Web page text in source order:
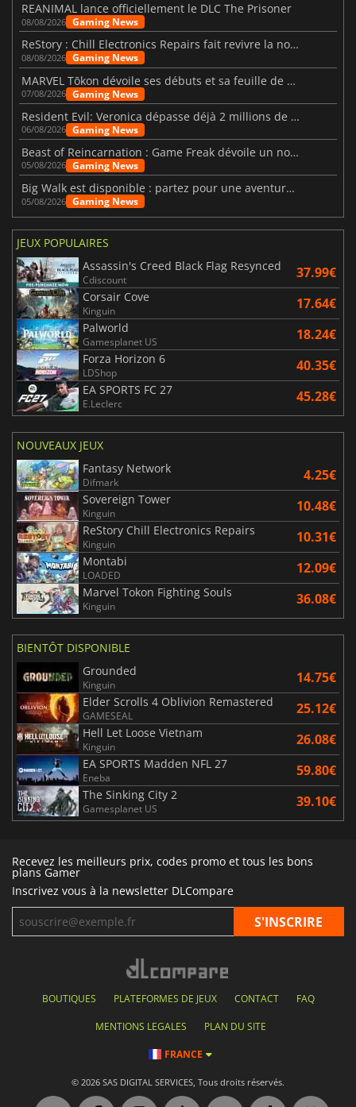
REANIMAL lance officiellement le DLC The Prisoner
08/08/2026 Gaming News
ReStory : Chill Electronics Repairs fait revivre la nostalgie des années 2000
08/08/2026 Gaming News
MARVEL Tōkon dévoile ses débuts et sa feuille de route
07/08/2026 Gaming News
Resident Evil: Veronica dépasse déjà 2 millions de wishlists
06/08/2026 Gaming News
Beast of Reincarnation : Game Freak dévoile un nouveau pari
05/08/2026 Gaming News
Big Walk est disponible : partez pour une aventure entre amis
05/08/2026 Gaming News
JEUX POPULAIRES
Assassin's Creed Black Flag Resynced
Cdiscount 37.99€
Corsair Cove
Kinguin 17.64€
Palworld
Gamesplanet US 18.24€
Forza Horizon 6
LDShop 40.35€
EA SPORTS FC 27
E.Leclerc 45.28€
NOUVEAUX JEUX
Fantasy Network
Difmark 4.25€
Sovereign Tower
Kinguin 10.48€
ReStory Chill Electronics Repairs
Kinguin 10.31€
Montabi
LOADED 12.09€
Marvel Tokon Fighting Souls
Kinguin 36.08€
BIENTÔT DISPONIBLE
Grounded
Kinguin 14.75€
Elder Scrolls 4 Oblivion Remastered
GAMESEAL 25.12€
Hell Let Loose Vietnam
Kinguin 26.08€
EA SPORTS Madden NFL 27
Eneba 59.80€
The Sinking City 2
Gamesplanet US 39.10€
Recevez les meilleurs prix, codes promo et tous les bons
plans Gamer
Inscrivez vous à la newsletter DLCompare
BOUTIQUES PLATEFORMES DE JEUX CONTACT FAQ
MENTIONS LEGALES PLAN DU SITE
FRANCE
© 2026 SAS DIGITAL SERVICES, Tous droits réservés.